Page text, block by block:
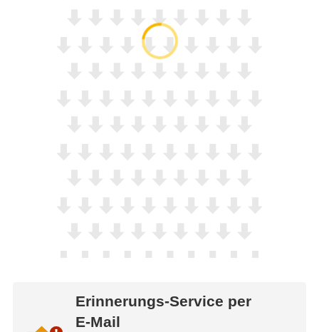
Erinnerungs-Service per
E-Mail